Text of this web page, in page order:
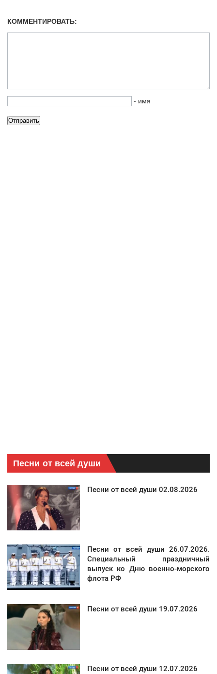
КОММЕНТИРОВАТЬ:
- имя
Песни от всей души
Песни от всей души 02.08.2026
Песни от всей души 26.07.2026.
Специальный праздничный
выпуск ко Дню военно-морского
флота РФ
Песни от всей души 19.07.2026
Песни от всей души 12.07.2026